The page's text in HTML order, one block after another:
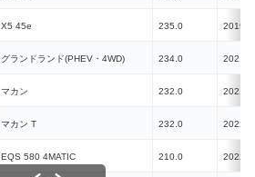
X5 45e 235.0 2019
グランドランド(PHEV・4WD) 234.0 2021
マカン 232.0 2021
マカン T 232.0 2022
EQS 580 4MATIC 210.0 2022